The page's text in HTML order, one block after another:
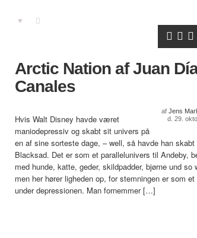
Arctic Nation af Juan
Canales
af Jens
d. 29.
Hvis Walt Disney havde været
maniodepressiv og skabt sit univers på
en af sine sorteste dage, – well, så havde han skabt
Blacksad. Det er som et parallelunivers til Andeby,
med hunde, katte, geder, skildpadder, bjørne und so
men her hører ligheden op, for stemningen er som
under depressionen. Man fornemmer […]